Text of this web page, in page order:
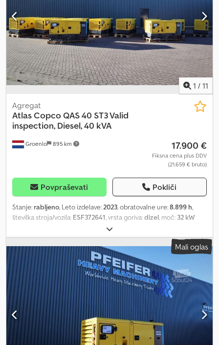
1 / 11
Groenlo 895 km
Agregat
Atlas CopcoQAS 40 ST3 Valid
inspection, Diesel, 40 kVA
17.900 €
Fiksna cena plus DDV
(21.659 € bruto)
Povpraševati Pokliči
Stanje: rabljeno, Leto izdelave: 2023, obratovalne ure:8.899 h,
številka stroja/vozila: ESF372641 , vrsta goriva:dizel , moč: 32 kW
, proizvajalec motorjev:Kubota
Gradbeništvo Codpfoza Rwxsx Ahbeha Lastna teža: 1.039 kg Moč
generatorja: 40 kVA Dimenzije tovornega prostora: 245 x 110 x 148
cm Za več informacij kontaktirajte PFEIFER GROUP.
Mali oglas